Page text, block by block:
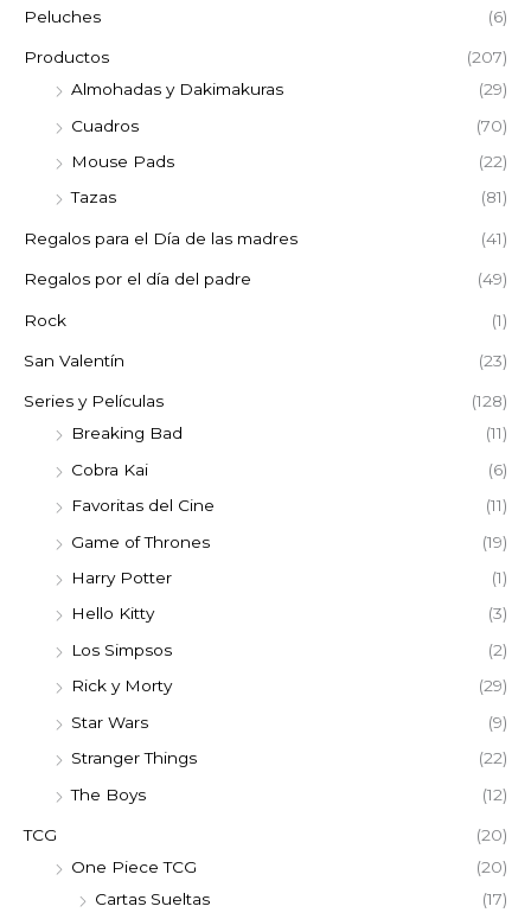
Peluches (6)
Productos
(207)
Almohadas y Dakimakuras
(29)
Cuadros
(70)
Mouse Pads
(22)
Tazas
(81)
Regalos para el Día de las madres (41)
Regalos por el día del padre (49)
Rock (1)
San Valentín (23)
Series y Películas
(128)
Breaking Bad
(11)
Cobra Kai
(6)
Favoritas del Cine
(11)
Game of Thrones
(19)
Harry Potter
(1)
Hello Kitty
(3)
Los Simpsos
(2)
Rick y Morty
(29)
Star Wars
(9)
Stranger Things
(22)
The Boys
(12)
TCG
(20)
One Piece TCG
(20)
Cartas Sueltas
(17)